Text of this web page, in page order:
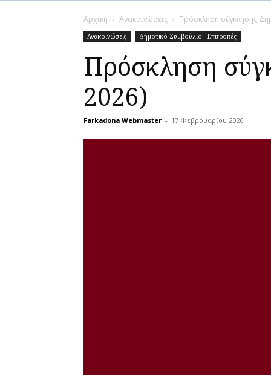
Αρχική Ανακοινώσεις Πρόσκληση σύγκλησης
Ανακοινώσεις Δημοτικό Συμβούλιο - Επιτροπές
Πρόσκληση
2026)
Farkadona Webmaster - 17 Φεβρουαρίου 2026